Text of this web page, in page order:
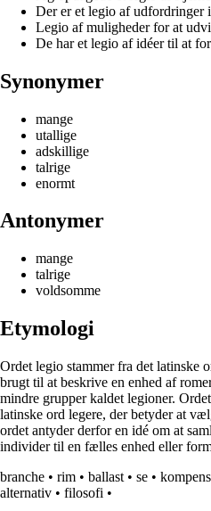
Der er et legio af udfordringer
Legio af muligheder for at
De har et legio af idéer til at
Synonymer
mange
utallige
adskillige
talrige
enormt
Antonymer
mange
talrige
voldsomme
Etymologi
Ordet legio stammer fra det latinske
brugt til at beskrive en enhed af
mindre grupper kaldet legioner.
latinske ord legere, der betyder at
ordet antyder derfor en idé om at
individer til en fælles enhed eller
branche • rim • ballast • se •
alternativ • filosofi •